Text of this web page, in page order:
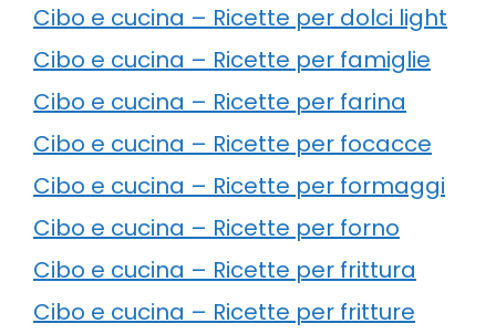
Cibo e cucina – Ricette per dolci light
Cibo e cucina – Ricette per famiglie
Cibo e cucina – Ricette per farina
Cibo e cucina – Ricette per focacce
Cibo e cucina – Ricette per formaggi
Cibo e cucina – Ricette per forno
Cibo e cucina – Ricette per frittura
Cibo e cucina – Ricette per fritture